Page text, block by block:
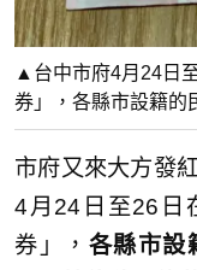
▲台中市府4月24日
券」，各縣市設籍的
市府又來大方發
4月24日至26日
券」， 各縣市設